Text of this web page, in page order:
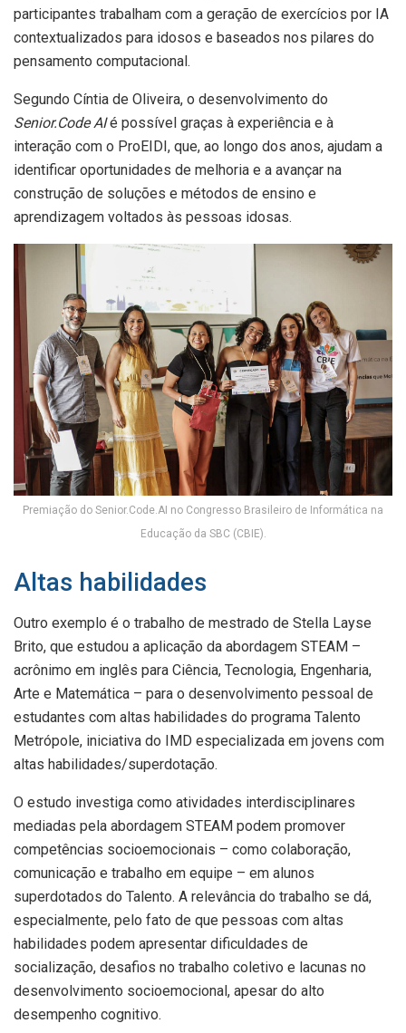
participantes trabalham com a geração de exercícios por IA
contextualizados para idosos e baseados nos pilares do
pensamento computacional.
Segundo Cíntia de Oliveira, o desenvolvimento do
Senior.Code AIé possível graças à experiência e à
interação com o ProEIDI, que, ao longo dos anos, ajudam a
identificar oportunidades de melhoria e a avançar na
construção de soluções e métodos de ensino e
aprendizagem voltados às pessoas idosas.
Premiação do Senior.Code.AI no Congresso Brasileiro de Informática na
Educação da SBC (CBIE).
Altas habilidades
Outro exemplo é o trabalho de mestrado de Stella Layse
Brito, que estudou a aplicação da abordagem STEAM –
acrônimo em inglês para Ciência, Tecnologia, Engenharia,
Arte e Matemática – para o desenvolvimento pessoal de
estudantes com altas habilidades do programa Talento
Metrópole, iniciativa do IMD especializada em jovens com
altas habilidades/superdotação.
O estudo investiga como atividades interdisciplinares
mediadas pela abordagem STEAM podem promover
competências socioemocionais – como colaboração,
comunicação e trabalho em equipe – em alunos
superdotados do Talento. A relevância do trabalho se dá,
especialmente, pelo fato de que pessoas com altas
habilidades podem apresentar dificuldades de
socialização, desafios no trabalho coletivo e lacunas no
desenvolvimento socioemocional, apesar do alto
desempenho cognitivo.